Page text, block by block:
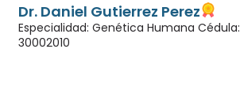
Dr. Daniel Gutierrez Perez
Especialidad: Genética Humana Cédula:
30002010